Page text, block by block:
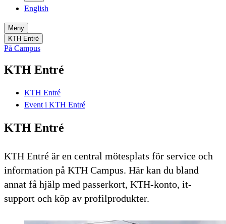
English
Meny
KTH Entré
På Campus
KTH Entré
KTH Entré
Event i KTH Entré
KTH Entré
KTH Entré är en central mötesplats för service och
information på KTH Campus. Här kan du bland
annat få hjälp med passerkort, KTH-konto, it-
support och köp av profilprodukter.